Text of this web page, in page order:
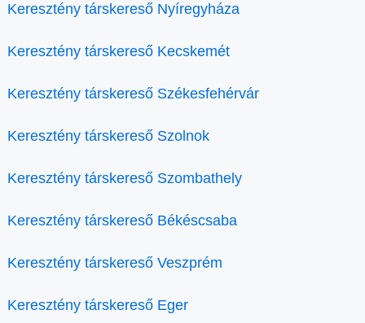
Keresztény társkereső Nyíregyháza
Keresztény társkereső Kecskemét
Keresztény társkereső Székesfehérvár
Keresztény társkereső Szolnok
Keresztény társkereső Szombathely
Keresztény társkereső Békéscsaba
Keresztény társkereső Veszprém
Keresztény társkereső Eger